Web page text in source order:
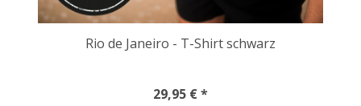
Rio de Janeiro - T-Shirt schwarz
29,95 € *